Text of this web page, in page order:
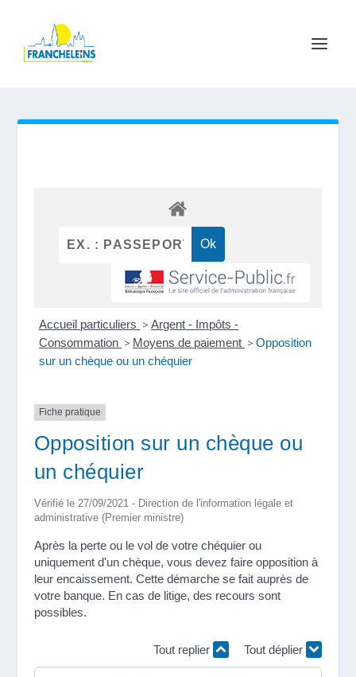
Accueil particuliers > Argent - Impôts -
Consommation > Moyens de paiement > Opposition
sur un chèque ou un chéquier
Fiche pratique
Opposition sur un chèque ou
un chéquier
Vérifié le 27/09/2021 - Direction de l'information légale et
administrative (Premier ministre)
Après la perte ou le vol de votre chéquier ou
uniquement d'un chèque, vous devez faire opposition à
leur encaissement. Cette démarche se fait auprès de
votre banque. En cas de litige, des recours sont
possibles.
Tout replier Tout déplier